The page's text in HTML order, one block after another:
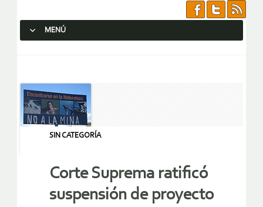
MENÚ
SIN CATEGORÍA
Corte Suprema ratificó
suspensión de proyecto